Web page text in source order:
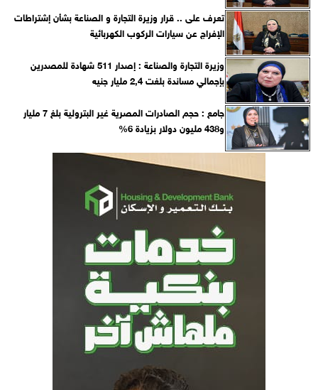
تعرف على .. قرار وزيرة التجارة و الصناعة بشأن إشتراطات
الإفراج عن سيارات الركوب الكهربائية
وزيرة التجارة والصناعة : إصدار 511 شهادة للمصدرين
بإجمالي مساندة بلغت 2,4 مليار جنيه
جامع : حجم الصادرات المصرية غير البترولية بلغ 7 مليار
و438 مليون دولار بزيادة 6%